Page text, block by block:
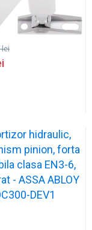
lei
hidraulic,
pinion, forta
clasa EN3-6,
- ASSA ABLOY
DEV1